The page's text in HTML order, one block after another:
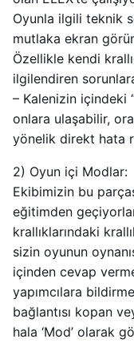
Oyunla ilgili teknik
mutlaka ekran
Özellikle kendi
ilgilendiren
– Kalenizin içindeki
onlara ulaşabilir,
yönelik direkt hata
2) Oyun içi Modlar:
Ekibimizin bu
eğitimden
krallıklarındaki
sizin oyunun
içinden cevap
yapımcılara
bağlantısı kopan
hala ‘Mod’ olarak